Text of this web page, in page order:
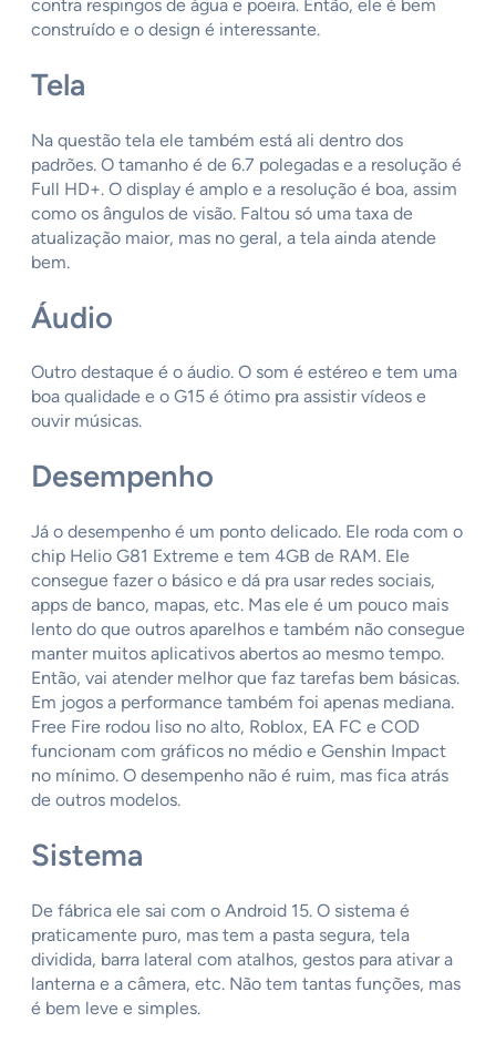
contra respingos de água e poeira. Então, ele é bem
construído e o design é interessante.
Tela
Na questão tela ele também está ali dentro dos
padrões. O tamanho é de 6.7 polegadas e a resolução é
Full HD+. O display é amplo e a resolução é boa, assim
como os ângulos de visão. Faltou só uma taxa de
atualização maior, mas no geral, a tela ainda atende
bem.
Áudio
Outro destaque é o áudio. O som é estéreo e tem uma
boa qualidade e o G15 é ótimo pra assistir vídeos e
ouvir músicas.
Desempenho
Já o desempenho é um ponto delicado. Ele roda com o
chip Helio G81 Extreme e tem 4GB de RAM. Ele
consegue fazer o básico e dá pra usar redes sociais,
apps de banco, mapas, etc. Mas ele é um pouco mais
lento do que outros aparelhos e também não consegue
manter muitos aplicativos abertos ao mesmo tempo.
Então, vai atender melhor que faz tarefas bem básicas.
Em jogos a performance também foi apenas mediana.
Free Fire rodou liso no alto, Roblox, EA FC e COD
funcionam com gráficos no médio e Genshin Impact
no mínimo. O desempenho não é ruim, mas fica atrás
de outros modelos.
Sistema
De fábrica ele sai com o Android 15. O sistema é
praticamente puro, mas tem a pasta segura, tela
dividida, barra lateral com atalhos, gestos para ativar a
lanterna e a câmera, etc. Não tem tantas funções, mas
é bem leve e simples.